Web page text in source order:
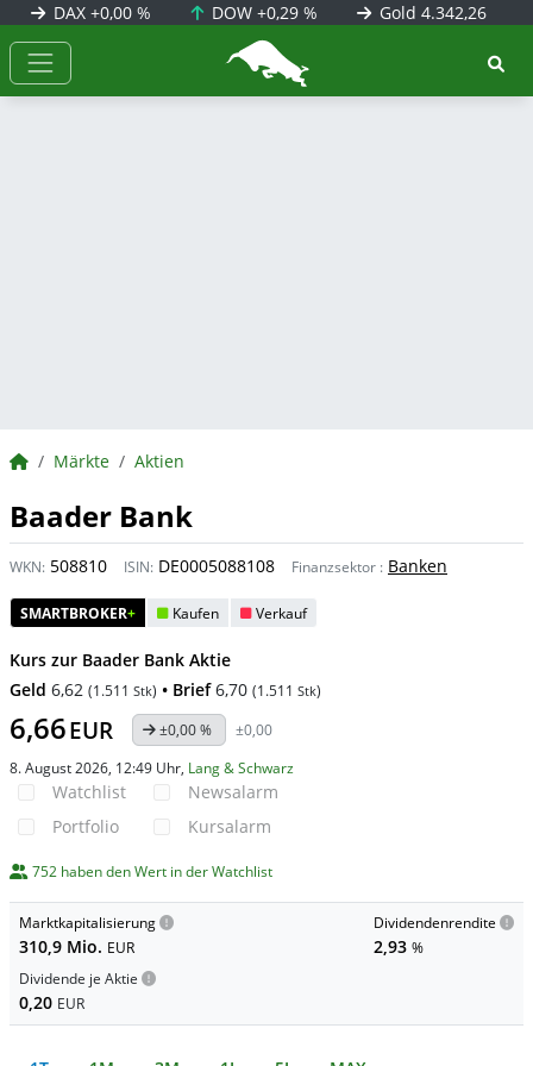
DAX +0,00 % DOW+0,29 % Gold 4.342,26
BörsenNEWS.de
BörsenNEWS.de
Märkte Aktien
Baader Bank
WKN: 508810 ISIN: DE0005088108 Finanzsektor : Banken
SMARTBROKER+ Kaufen Verkauf
Kurs zur Baader Bank Aktie
Geld 6,62 (1.511 Stk) • Brief 6,70 (1.511 Stk)
6,66EUR ±0,00 %
±0,00
8. August 2026, 12:49 Uhr, Lang & Schwarz
Watchlist
Portfolio
Newsalarm
Kursalarm
752 haben den Wert in der Watchlist
Marktkapitalisierung
310,9 Mio. EUR
Dividendenrendite
2,93 %
Dividende je Aktie
0,20 EUR